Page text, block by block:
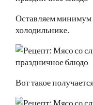
Оставляем минимум
холодильнике.
Вот такое